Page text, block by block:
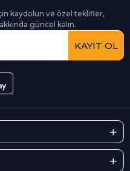
kaydolun ve özel teklifler,
güncel kalın.
KAYIT OL